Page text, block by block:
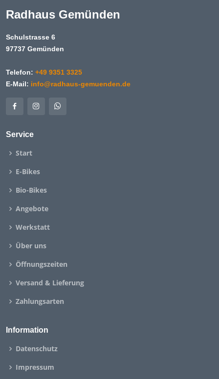
Radhaus Gemünden
Schulstrasse 6
97737 Gemünden
Telefon: +49 9351 3325
E-Mail: info@radhaus-gemuenden.de
Service
Start
E-Bikes
Bio-Bikes
Angebote
Werkstatt
Über uns
Öffnungszeiten
Versand & Lieferung
Zahlungsarten
Information
Datenschutz
Impressum